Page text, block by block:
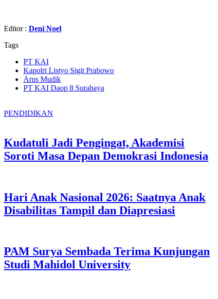
Editor : Deni Noel
Tags
PT KAI
Kapolri Listyo Sigit Prabowo
Arus Mudik
PT KAI Daop 8 Surabaya
PENDIDIKAN
Kudatuli Jadi Pengingat, Akademisi
Soroti Masa Depan Demokrasi Indonesia
Hari Anak Nasional 2026: Saatnya Anak
Disabilitas Tampil dan Diapresiasi
PAM Surya Sembada Terima Kunjungan
Studi Mahidol University